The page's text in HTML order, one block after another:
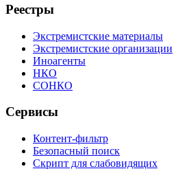
Реестры
Экстремистские материалы
Экстремистские организации
Иноагенты
НКО
СОНКО
Сервисы
Контент-фильтр
Безопасный поиск
Скрипт для слабовидящих